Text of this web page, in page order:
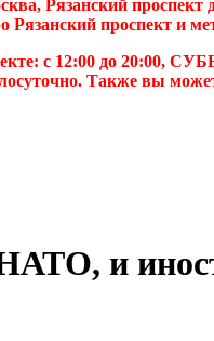
Рязанский
Рязанский проспект и
с 12:00 до 20:00,
Также вы
и